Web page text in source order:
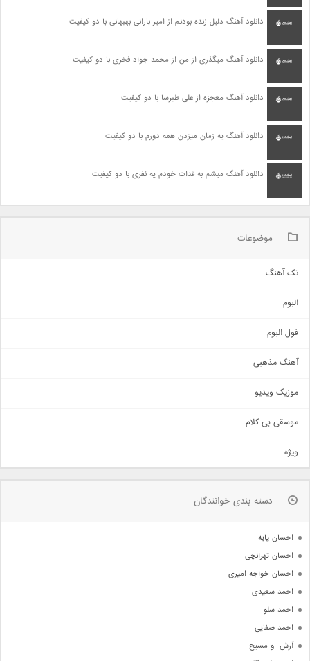
دانلود آهنگ دلیل زنده بودنم از امیر بارانی بهبهانی با دو کیفیت
دانلود آهنگ میگذری از من از محمد جواد فخری با دو کیفیت
دانلود آهنگ معجزه از علی طبرسا با دو کیفیت
دانلود آهنگ یه زمان میزدن همه دورم با دو کیفیت
دانلود آهنگ میشم به فدات خودم یه نفری با دو کیفیت
موضوعات
تک آهنگ
اجتماعی
حماسی
سنتی
اهنگ بندرعباسی
دمو
مذهبی
جدیدترین ها
البوم
فول البوم
آهنگ مذهبی
موزیک ویدیو
موسقی بی کلام
ویژه
دسته بندی خوانندگان
احسان پایه
احسان تهرانچی
احسان خواجه امیری
احمد سعیدی
احمد سلو
احمد صفایی
آرش  و مسیح